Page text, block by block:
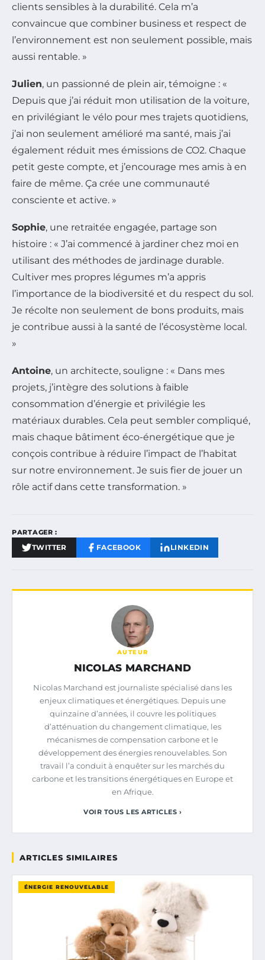
clients sensibles à la durabilité. Cela m’a
convaincue que combiner business et respect de
l’environnement est non seulement possible, mais
aussi rentable. »
Julien, un passionné de plein air, témoigne : «
Depuis que j’ai réduit mon utilisation de la voiture,
en privilégiant le vélo pour mes trajets quotidiens,
j’ai non seulement amélioré ma santé, mais j’ai
également réduit mes émissions de CO2. Chaque
petit geste compte, et j’encourage mes amis à en
faire de même. Ça crée une communauté
consciente et active. »
Sophie, une retraitée engagée, partage son
histoire : « J’ai commencé à jardiner chez moi en
utilisant des méthodes de jardinage durable.
Cultiver mes propres légumes m’a appris
l’importance de la biodiversité et du respect du sol.
Je récolte non seulement de bons produits, mais
je contribue aussi à la santé de l’écosystème local.
»
Antoine, un architecte, souligne : « Dans mes
projets, j’intègre des solutions à faible
consommation d’énergie et privilégie les
matériaux durables. Cela peut sembler compliqué,
mais chaque bâtiment éco-énergétique que je
conçois contribue à réduire l’impact de l’habitat
sur notre environnement. Je suis fier de jouer un
rôle actif dans cette transformation. »
PARTAGER :
TWITTER FACEBOOK LINKEDIN
AUTEUR
NICOLAS MARCHAND
Nicolas Marchand est journaliste spécialisé dans les
enjeux climatiques et énergétiques. Depuis une
quinzaine d’années, il couvre les politiques
d’atténuation du changement climatique, les
mécanismes de compensation carbone et le
développement des énergies renouvelables. Son
travail l’a conduit à enquêter sur les marchés du
carbone et les transitions énergétiques en Europe et
en Afrique.
VOIR TOUS LES ARTICLES ›
ARTICLES SIMILAIRES
ÉNERGIE RENOUVELABLE